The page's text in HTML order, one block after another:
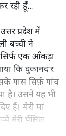
रही हूँ…
प्रदेश में
बच्ची ने
सिर्फ एक आँकड़ा
कि दुकानदार
पास सिर्फ़ पांच
है। उसने यह भी
हैं। मेरी मां
मेरी पेंसिल